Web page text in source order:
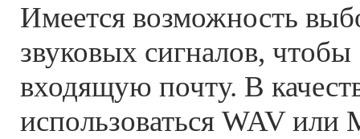
Имеется возможность
звуковых сигналов,
входящую почту. В
использоваться WAV